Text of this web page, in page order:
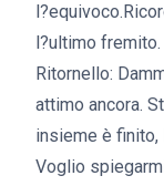
l?ultimo fremito.
Ritornello:
attimo ancora.
insieme è finito,
Voglio